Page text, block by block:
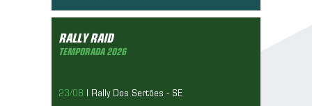
RALLY RAID
TEMPORADA 2026
23/08 | Rally Dos Sertões - SE
10/05/2019